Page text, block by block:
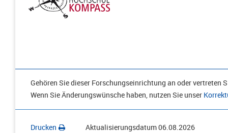
Gehören Sie dieser Forschungseinrichtung an oder vertreten
Wenn Sie Änderungswünsche haben, nutzen Sie unser
Drucken Aktualisierungsdatum06.08.2026